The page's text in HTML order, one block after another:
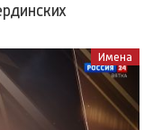
Имена